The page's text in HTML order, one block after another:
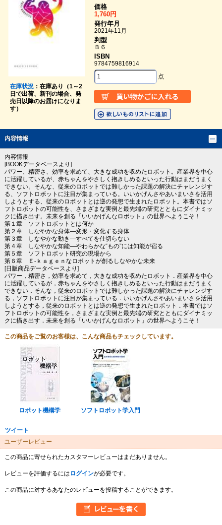
在庫状況：在庫あり（1～2
日で出荷、新刊の場合、発
売日以降のお届けになりま
す）
価格
1,760円
発行年月
2021年11月
判型
Ｂ６
ISBN
9784759816914
点
内容情報
内容情報
[BOOKデータベースより]
パワー、精密さ、効率を求めて、大きな成功を収めたロボット。産業界を中心
に活躍しているが、赤ちゃんをやさしく抱きしめるといった行動はまだうまく
できない。そんな、従来のロボットでは難しかった課題の解決にチャレンジす
る、ソフトロボットに注目が集まっている。いいかげんさやあいまいさを活用
しようとする、従来のロボットとは逆の発想で生まれたロボット。本書ではソ
フトロボットの可能性を、さまざまな実例と最先端の研究とともにダイナミッ
クに描き出す。未来を創る「いいかげんなロボット」の世界へようこそ！
第１章 ソフトロボットとは何か
第２章 しなやかな身体―変形・変化する身体
第３章 しなやかな動き―すべてを仕切らない
第４章 しなやかな知能―やわらかな“もの”には知能が宿る
第５章 ソフトロボット研究の現場から
第６章 Ｅ‐ｋａｇｅｎなロボットが創るしなやかな未来
[日販商品データベースより]
パワー，精密さ，効率を求めて，大きな成功を収めたロボット．産業界を中心
に活躍しているが，赤ちゃんをやさしく抱きしめるといった行動はまだうまく
できない．そんな，従来のロボットでは難しかった課題の解決にチャレンジす
る，ソフトロボットに注目が集まっている．いいかげんさやあいまいさを活用
しようとする，従来のロボットとは逆の発想で生まれたロボット．本書ではソ
フトロボットの可能性を，さまざまな実例と最先端の研究とともにダイナミッ
クに描き出す．未来を創る「いいかげんなロボット」の世界へようこそ！
この商品をご覧のお客様は、こんな商品もチェックしています。
ロボット機構学 ソフトロボット学入門
ツイート
ユーザーレビュー
この商品に寄せられたカスタマーレビューはまだありません。
レビューを評価するには ログインが必要です。
この商品に対するあなたのレビューを投稿することができます。